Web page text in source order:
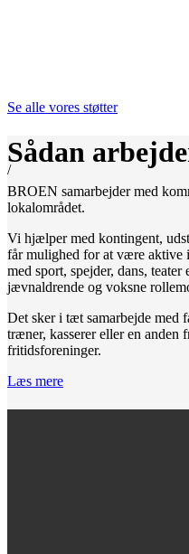
/
Se alle vores støtter
Sådan
BROEN samarbejder med
lokalområdet.
Vi hjælper med kontingent,
får mulighed for at være
med sport, spejder, dans,
jævnaldrende og voksne
Det sker i tæt samarbejde med
træner, kasserer eller en
fritidsforeninger.
Læs mere